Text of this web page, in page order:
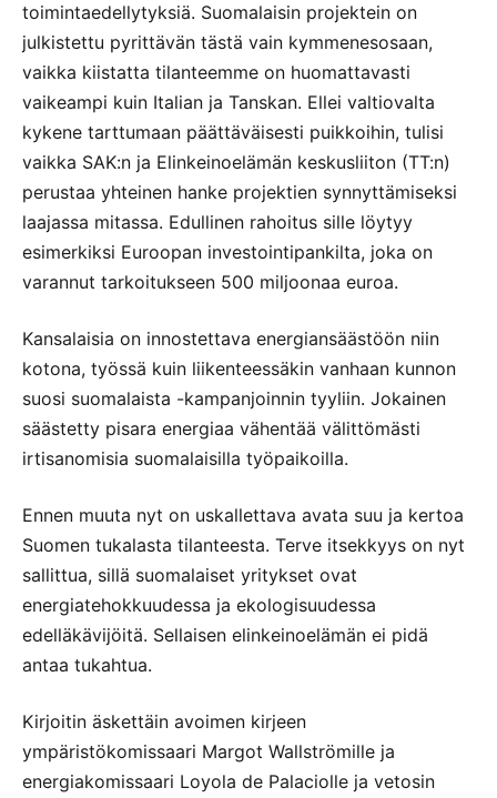
toimintaedellytyksiä. Suomalaisin projektein on
julkistettu pyrittävän tästä vain kymmenesosaan,
vaikka kiistatta tilanteemme on huomattavasti
vaikeampi kuin Italian ja Tanskan. Ellei valtiovalta
kykene tarttumaan päättäväisesti puikkoihin, tulisi
vaikka SAK:n ja Elinkeinoelämän keskusliiton (TT:n)
perustaa yhteinen hanke projektien synnyttämiseksi
laajassa mitassa. Edullinen rahoitus sille löytyy
esimerkiksi Euroopan investointipankilta, joka on
varannut tarkoitukseen 500 miljoonaa euroa.
Kansalaisia on innostettava energiansäästöön niin
kotona, työssä kuin liikenteessäkin vanhaan kunnon
suosi suomalaista -kampanjoinnin tyyliin. Jokainen
säästetty pisara energiaa vähentää välittömästi
irtisanomisia suomalaisilla työpaikoilla.
Ennen muuta nyt on uskallettava avata suu ja kertoa
Suomen tukalasta tilanteesta. Terve itsekkyys on nyt
sallittua, sillä suomalaiset yritykset ovat
energiatehokkuudessa ja ekologisuudessa
edelläkävijöitä. Sellaisen elinkeinoelämän ei pidä
antaa tukahtua.
Kirjoitin äskettäin avoimen kirjeen
ympäristökomissaari Margot Wallströmille ja
energiakomissaari Loyola de Palaciolle ja vetosin